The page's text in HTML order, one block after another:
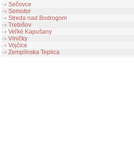
Sečovce
Somotor
Streda nad Bodrogom
Trebišov
Veľké Kapušany
Viničky
Vojčice
Zemplínska Teplica